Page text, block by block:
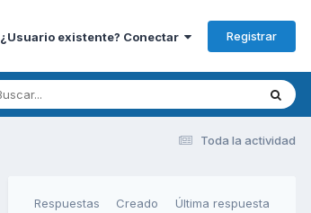
¿Usuario existente? Conectar Registrar
Toda la actividad
Respuestas Creado Última respuesta